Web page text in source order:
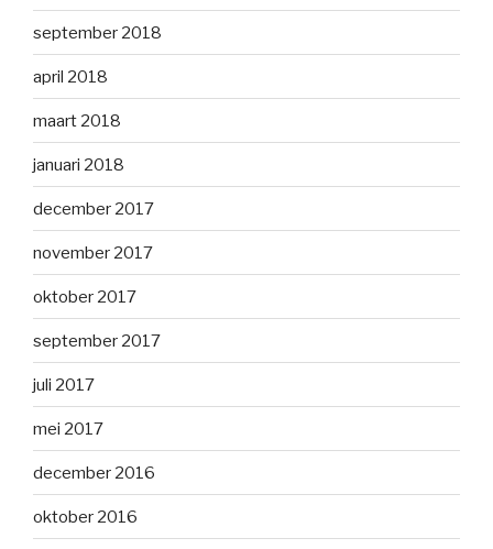
september 2018
april 2018
maart 2018
januari 2018
december 2017
november 2017
oktober 2017
september 2017
juli 2017
mei 2017
december 2016
oktober 2016